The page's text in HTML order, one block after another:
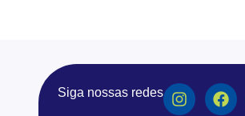
Siga nossas redes